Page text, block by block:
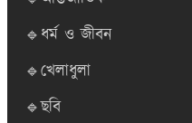
🔹ধর্ম ও জীবন
🔹খেলাধুলা
🔹ছবি